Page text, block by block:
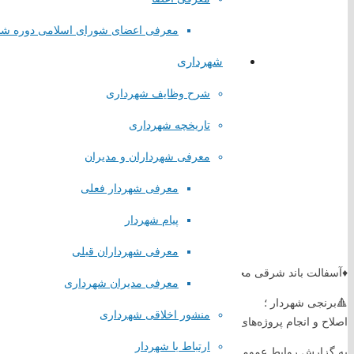
معرفی اعضای شورای اسلامی دوره
شهرداری
شرح وظایف شهرداری
تاریخچه شهرداری
معرفی شهرداران و مدیران
معرفی شهردار فعلی
پیام شهردار
معرفی شهرداران قبلی
معرفی مدیران شهرداری
منشور اخلاقی شهرداری
ارتباط با شهردار
♦️آسفالت باند شرقی محور صباشهر به نسیم شهر
🔺برنجی شهردار ؛
اصلاح و انجام پروژه‌های محورهای مواصلاتی موجب سهولت در تردد امن
یگاه اطلاع رسانی مقام معظم رهبری